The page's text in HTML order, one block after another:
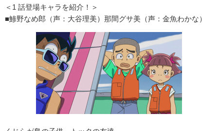
＜1 話登場キャラを紹介！＞
■鯵野なめ郎（声：大谷理美）那間グサ美（声：金魚わかな）